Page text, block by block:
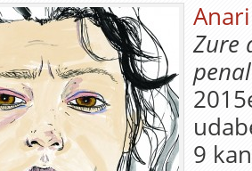
Anari
Zure
9